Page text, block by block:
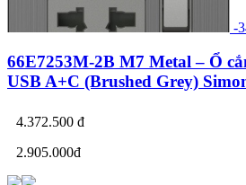
-
66E7253M-2B M7 Metal – Ổ
USB A+C (Brushed Grey)
4.372.500 đ
2.905.000đ